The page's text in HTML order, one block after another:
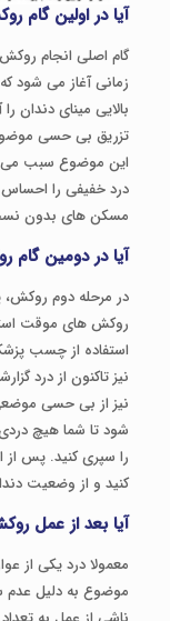
آیا در اولین گام
گام اصلی انجام
زمانی آغاز می شود
بالایی مینای دندان
تزریق بی حسی
این موضوع سبب می
درد خفیفی را
مسکن های بدون
آیا در دومین گام
در مرحله دوم
روکش های موقت
استفاده از چسب
نیز تاکنون از درد
نیز از بی حسی
شود تا شما هیچ
را سپری کنید. پس از
کنید و از وضعیت
آیا بعد از عمل
معمولا درد یکی از
موضوع به دلیل عدم